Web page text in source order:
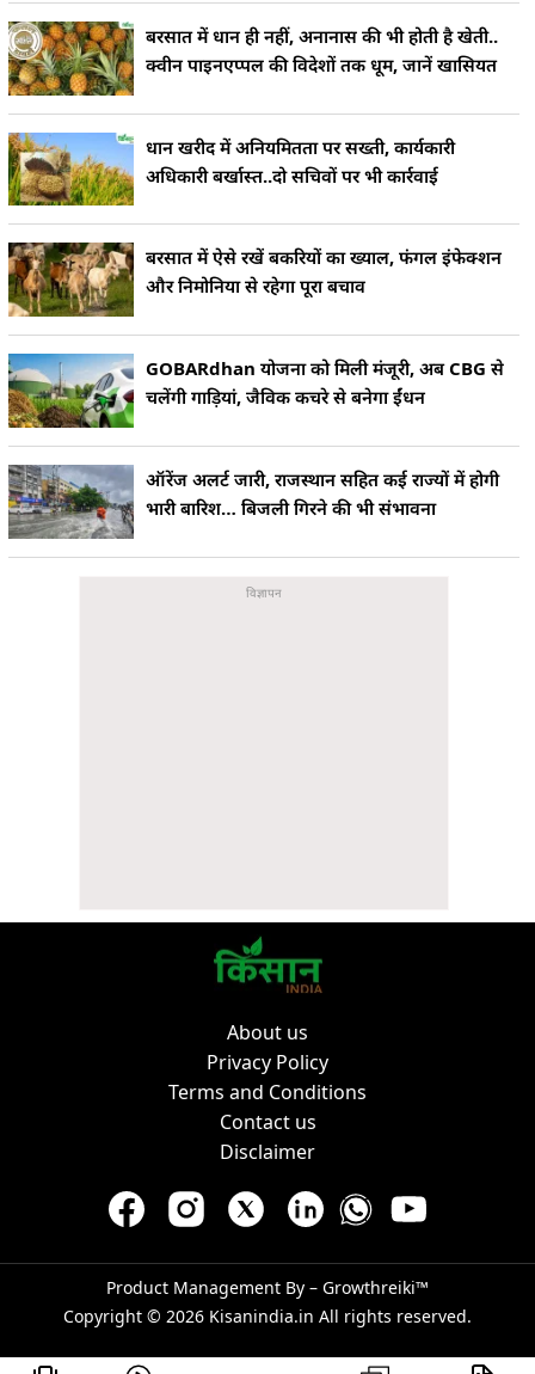
बरसात में धान ही नहीं, अनानास की भी होती है खेती..
क्वीन पाइनएप्पल की विदेशों तक धूम, जानें खासियत
धान खरीद में अनियमितता पर सख्ती, कार्यकारी
अधिकारी बर्खास्त..दो सचिवों पर भी कार्रवाई
बरसात में ऐसे रखें बकरियों का ख्याल, फंगल इंफेक्शन
और निमोनिया से रहेगा पूरा बचाव
GOBARdhan योजना को मिली मंजूरी, अब CBG से
चलेंगी गाड़ियां, जैविक कचरे से बनेगा ईंधन
ऑरेंज अलर्ट जारी, राजस्थान सहित कई राज्यों में होगी
भारी बारिश… बिजली गिरने की भी संभावना
About us
Privacy Policy
Terms and Conditions
Contact us
Disclaimer
Product Management By – Growthreiki™
Copyright © 2026 Kisanindia.in All rights reserved.